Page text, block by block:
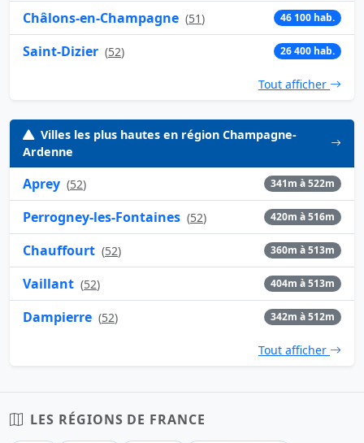
Châlons-en-Champagne (51) 46 100 hab.
Saint-Dizier (52) 26 400 hab.
Tout afficher
Villes les plus hautes en région Champagne-
Ardenne
Aprey (52) 341m à 522m
Perrogney-les-Fontaines (52) 420m à 516m
Chauffourt (52) 360m à 513m
Vaillant (52) 404m à 513m
Dampierre (52) 342m à 512m
Tout afficher
LES RÉGIONS DE FRANCE